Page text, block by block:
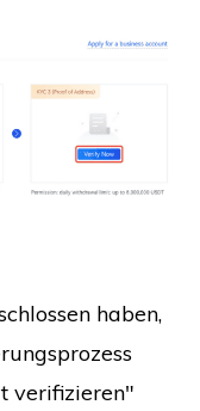
haben,
verifizieren"